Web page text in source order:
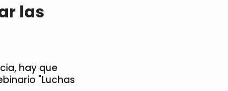
las
hay que
"Luchas